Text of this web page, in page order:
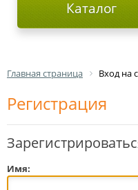
Каталог
Главная страница Вход на
Регистрация
Имя: